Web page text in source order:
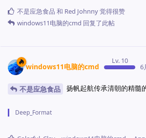
不是应急食品 和 Red Johnny觉得很赞
windows11电脑的cmd 回复了此帖
windows11电脑的cmd
Lv. 10
6
不是应急食品 扬帆起航传承清朝的精髓
Deep_Format